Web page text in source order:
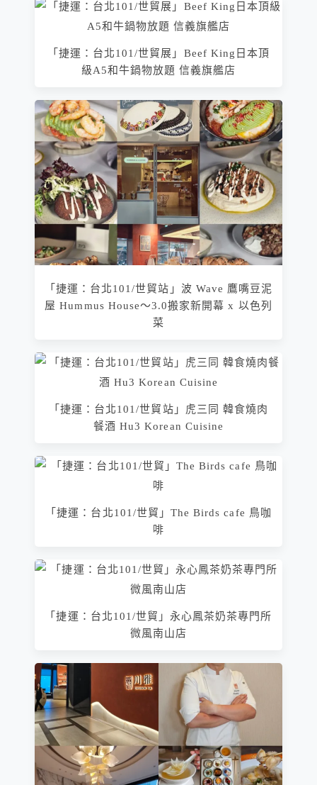
「捷運：台北101/世貿展」Beef King日本頂
級A5和牛鍋物放題 信義旗艦店
「捷運：台北101/世貿站」波 Wave 鷹嘴豆泥
屋 Hummus House～3.0搬家新開幕 x 以色列
菜
「捷運：台北101/世貿站」虎三同 韓食燒肉
餐酒 Hu3 Korean Cuisine
「捷運：台北101/世貿」The Birds cafe 鳥咖
啡
「捷運：台北101/世貿」永心鳳茶奶茶專門所
微風南山店